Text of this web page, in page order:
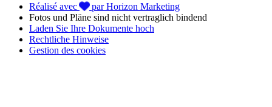
der Urlaub mit den Füßen im Sand beginnt hier!
📢 Profitieren Sie von der4-Raten-Zahlung ohne Gebühren
FLOA Bank, um IhrenUrlaub in der Vendée
Mahanaganz entspannt zu buchen!
Réalisé avec
par Horizon Marketing
Fotos und Pläne sind nicht vertraglich bindend
Laden Sie Ihre Dokumente hoch
Rechtliche Hinweise
Gestion des cookies